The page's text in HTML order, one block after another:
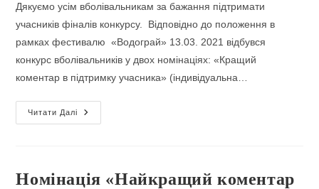
Дякуємо усім вболівальникам за бажання підтримати
учасників фіналів конкурсу. Відповідно до положення в
рамках фестивалю «Водограй» 13.03. 2021 відбувся
конкурс вболівальників у двох номінаціях: «Кращий
коментар в підтримку учасника» (індивідуальна…
Читати Далі
Журі
Визначило
Номінація «Найкращий коментар